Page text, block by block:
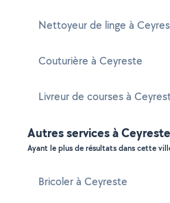
Nettoyeur de linge à
Couturière à Ceyreste
Livreur de courses à
Autres services à Ceyreste
Ayant le plus de résultats dans cette
Bricoler à Ceyreste